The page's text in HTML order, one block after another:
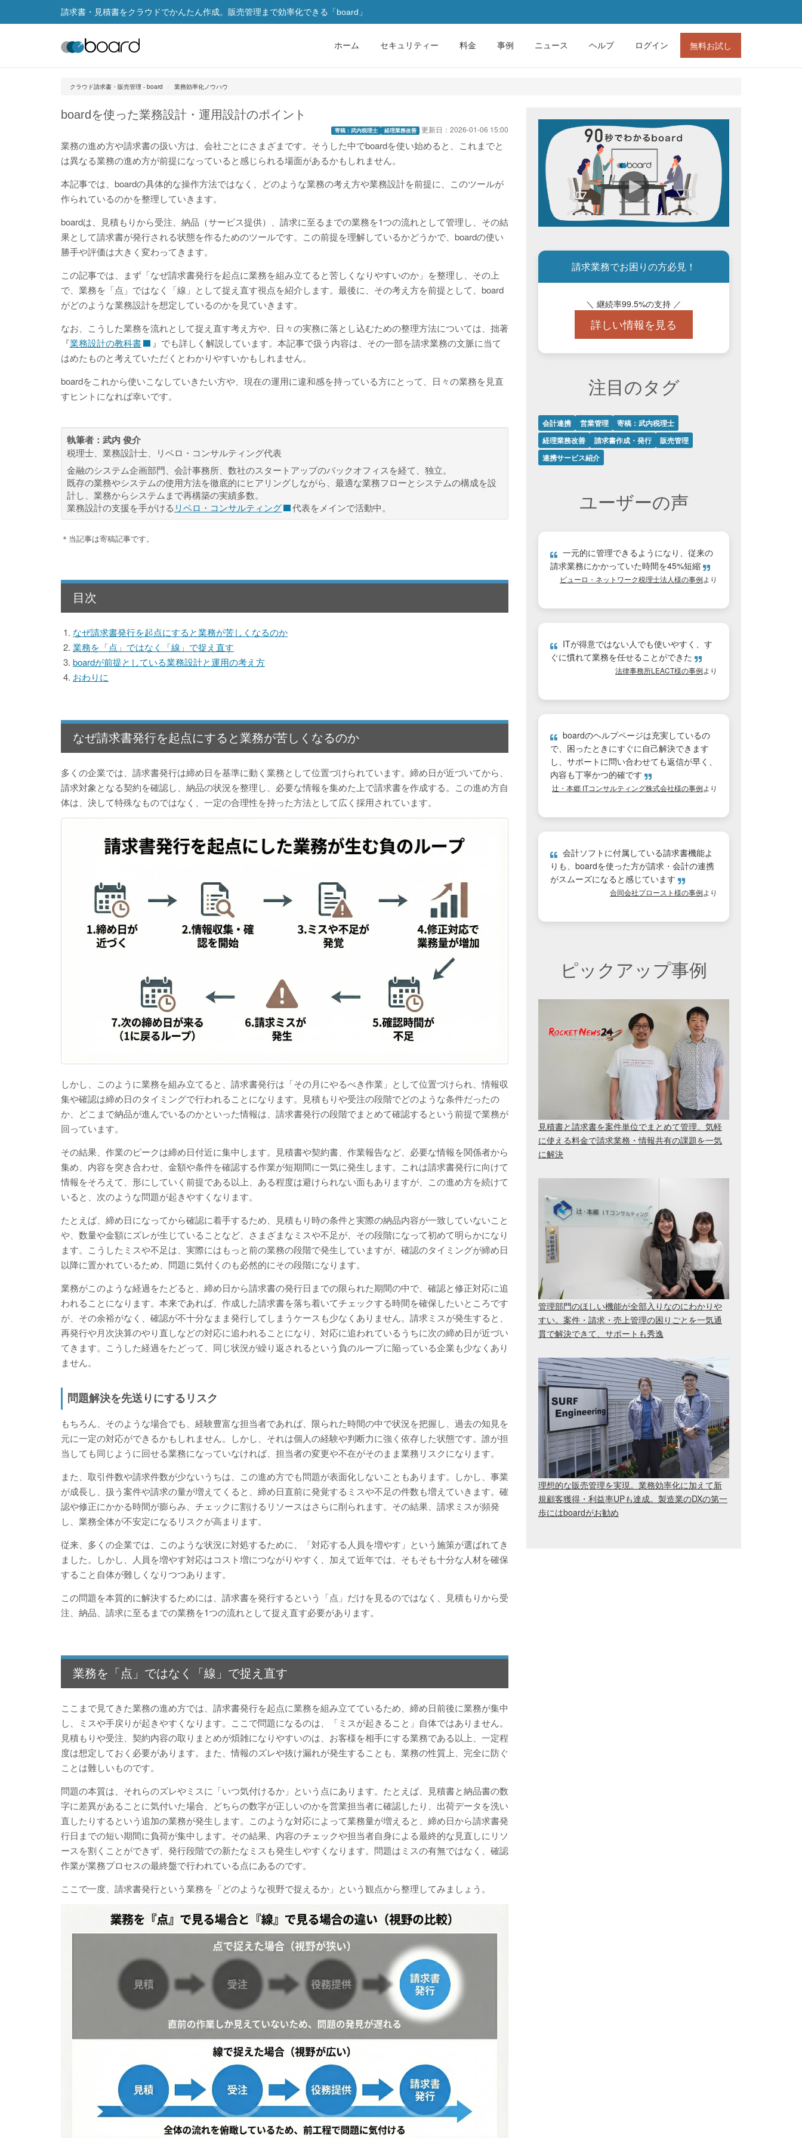
請求書・見積書をクラウドでかんたん作成。販売管理まで効率化できる「board」
ホーム セキュリティー 料金 事例 ニュース ヘルプ ログイン 無料お試し
クラウド請求書・販売管理 - board 業務効率化ノウハウ
boardを使った業務設計・運用設計のポイント
寄稿：武内税理士 経理業務改善 更新日： 2026-01-06 15:00
業務の進め方や請求書の扱い方は、会社ごとにさまざまです。そうした中でboardを使い始めると、これまでと
は異なる業務の進め方が前提になっていると感じられる場面があるかもしれません。
本記事では、boardの具体的な操作方法ではなく、どのような業務の考え方や業務設計を前提に、このツールが
作られているのかを整理していきます。
boardは、見積もりから受注、納品（サービス提供）、請求に至るまでの業務を1つの流れとして管理し、その結
果として請求書が発行される状態を作るためのツールです。この前提を理解しているかどうかで、boardの使い
勝手や評価は大きく変わってきます。
この記事では、まず「なぜ請求書発行を起点に業務を組み立てると苦しくなりやすいのか」を整理し、その上
で、業務を「点」ではなく「線」として捉え直す視点を紹介します。最後に、その考え方を前提として、board
がどのような業務設計を想定しているのかを見ていきます。
なお、こうした業務を流れとして捉え直す考え方や、日々の実務に落とし込むための整理方法については、拙著
『業務設計の教科書
』でも詳しく解説しています。本記事で扱う内容は、その一部を請求業務の文脈に当て
はめたものと考えていただくとわかりやすいかもしれません。
boardをこれから使いこなしていきたい方や、現在の運用に違和感を持っている方にとって、日々の業務を見直
すヒントになれば幸いです。
執筆者： 武内 俊介
税理士、業務設計士、リベロ・コンサルティング代表
金融のシステム企画部門、会計事務所、数社のスタートアップのバックオフィスを経て、独立。
既存の業務やシステムの使用方法を徹底的にヒアリングしながら、最適な業務フローとシステムの構成を設
計し、業務からシステムまで再構築の実績多数。
業務設計の支援を手がける リベロ・コンサルティング 代表をメインで活動中。
＊当記事は寄稿記事です。
目次
なぜ請求書発行を起点にすると業務が苦しくなるのか
業務を「点」ではなく「線」で捉え直す
boardが前提としている業務設計と運用の考え方
おわりに
なぜ請求書発行を起点にすると業務が苦しくなるのか
多くの企業では、請求書発行は締め日を基準に動く業務として位置づけられています。締め日が近づいてから、
請求対象となる契約を確認し、納品の状況を整理し、必要な情報を集めた上で請求書を作成する。この進め方自
体は、決して特殊なものではなく、一定の合理性を持った方法として広く採用されています。
しかし、このように業務を組み立てると、請求書発行は「その月にやるべき作業」として位置づけられ、情報収
集や確認は締め日のタイミングで行われることになります。見積もりや受注の段階でどのような条件だったの
か、どこまで納品が進んでいるのかといった情報は、請求書発行の段階でまとめて確認するという前提で業務が
回っています。
その結果、作業のピークは締め日付近に集中します。見積書や契約書、作業報告など、必要な情報を関係者から
集め、内容を突き合わせ、金額や条件を確認する作業が短期間に一気に発生します。これは請求書発行に向けて
情報をそろえて、形にしていく前提である以上、ある程度は避けられない面もありますが、この進め方を続けて
いると、次のような問題が起きやすくなります。
たとえば、締め日になってから確認に着手するため、見積もり時の条件と実際の納品内容が一致していないこと
や、数量や金額にズレが生じていることなど、さまざまなミスや不足が、その段階になって初めて明らかになり
ます。こうしたミスや不足は、実際にはもっと前の業務の段階で発生していますが、確認のタイミングが締め日
以降に置かれているため、問題に気付くのも必然的にその段階になります。
業務がこのような経過をたどると、締め日から請求書の発行日までの限られた期間の中で、確認と修正対応に追
われることになります。本来であれば、作成した請求書を落ち着いてチェックする時間を確保したいところです
が、その余裕がなく、確認が不十分なまま発行してしまうケースも少なくありません。請求ミスが発生すると、
再発行や月次決算のやり直しなどの対応に追われることになり、対応に追われているうちに次の締め日が近づい
てきます。こうした経過をたどって、同じ状況が繰り返されるという負のループに陥っている企業も少なくあり
ません。
問題解決を先送りにするリスク
もちろん、そのような場合でも、経験豊富な担当者であれば、限られた時間の中で状況を把握し、過去の知見を
元に一定の対応ができるかもしれません。しかし、それは個人の経験や判断力に強く依存した状態です。誰が担
当しても同じように回せる業務になっていなければ、担当者の変更や不在がそのまま業務リスクになります。
また、取引件数や請求件数が少ないうちは、この進め方でも問題が表面化しないこともあります。しかし、事業
が成長し、扱う案件や請求の量が増えてくると、締め日直前に発覚するミスや不足の件数も増えていきます。確
認や修正にかかる時間が膨らみ、チェックに割けるリソースはさらに削られます。その結果、請求ミスが頻発
し、業務全体が不安定になるリスクが高まります。
従来、多くの企業では、このような状況に対処するために、「対応する人員を増やす」という施策が選ばれてき
ました。しかし、人員を増やす対応はコスト増につながりやすく、加えて近年では、そもそも十分な人材を確保
すること自体が難しくなりつつあります。
この問題を本質的に解決するためには、請求書を発行するという「点」だけを見るのではなく、見積もりから受
注、納品、請求に至るまでの業務を1つの流れとして捉え直す必要があります。
業務を「点」ではなく「線」で捉え直す
ここまで見てきた業務の進め方では、請求書発行を起点に業務を組み立てているため、締め日前後に業務が集中
し、ミスや手戻りが起きやすくなります。ここで問題になるのは、「ミスが起きること」自体ではありません。
見積もりや受注、契約内容の取りまとめが煩雑になりやすいのは、お客様を相手にする業務である以上、一定程
度は想定しておく必要があります。また、情報のズレや抜け漏れが発生することも、業務の性質上、完全に防ぐ
ことは難しいものです。
問題の本質は、それらのズレやミスに「いつ気付けるか」という点にあります。たとえば、見積書と納品書の数
字に差異があることに気付いた場合、どちらの数字が正しいのかを営業担当者に確認したり、出荷データを洗い
直したりするという追加の業務が発生します。このような対応によって業務量が増えると、締め日から請求書発
行日までの短い期間に負荷が集中します。その結果、内容のチェックや担当者自身による最終的な見直しにリソ
ースを割くことができず、発行段階での新たなミスも発生しやすくなります。問題はミスの有無ではなく、確認
作業が業務プロセスの最終盤で行われている点にあるのです。
ここで一度、請求書発行という業務を「どのような視野で捉えるか」という観点から整理してみましょう。
請求業務でお困りの方必見！
＼ 継続率99.5%の支持 ／
詳しい情報を見る
注目のタグ
会計連携 営業管理
寄稿：武内税理士
経理業務改善
請求書作成・発行
販売管理
連携サービス紹介
ユーザーの声
一元的に管理できるようになり、従来の
請求業務にかかっていた時間を45%短縮
ビューロ・ネットワーク税理士法人様の事例より
ITが得意ではない人でも使いやすく、す
ぐに慣れて業務を任せることができた
法律事務所LEACT様の事例より
boardのヘルプページは充実しているの
で、困ったときにすぐに自己解決できます
し、サポートに問い合わせても返信が早く、
内容も丁寧かつ的確です
辻・本郷 ITコンサルティング株式会社様の事例より
会計ソフトに付属している請求書機能よ
りも、boardを使った方が請求・会計の連携
がスムーズになると感じています
合同会社プロースト様の事例より
ピックアップ事例
見積書と請求書を案件単位でまとめて管理。気軽
に使える料金で請求業務・情報共有の課題を一気
に解決
管理部門のほしい機能が全部入りなのにわかりや
すい。案件・請求・売上管理の困りごとを一気通
貫で解決できて、サポートも秀逸
理想的な販売管理を実現。業務効率化に加えて新
規顧客獲得・利益率UPも達成。製造業のDXの第一
歩にはboardがお勧め